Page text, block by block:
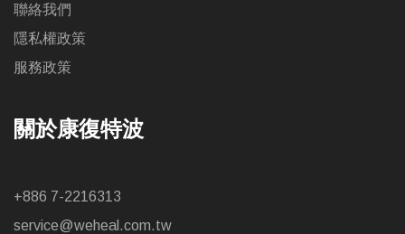
聯絡我們
隱私權政策
服務政策
關於康復特波
+886 7-2216313
service@weheal.com.tw